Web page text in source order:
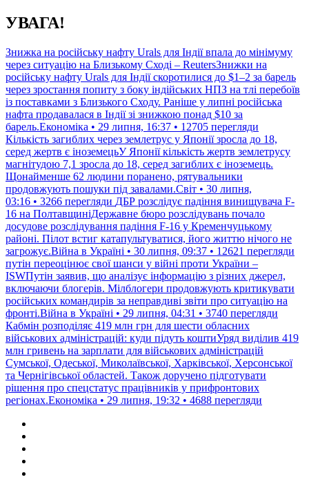
Перейти
до
УВАГА!
Знижка на російську нафту Urals для Індії впала до мінімуму
через ситуацію на Близькому Сході – ReutersЗнижки на
російську нафту Urals для Індії скоротилися до $1–2 за барель
через зростання попиту з боку індійських НПЗ на тлі перебоїв
із поставками з Близького Сходу. Раніше у липні російська
нафта продавалася в Індії зі знижкою понад $10 за
барель.Економіка • 29 липня, 16:37 • 12705 перегляди
Кількість загиблих через землетрус у Японії зросла до 18,
серед жертв є іноземецьУ Японії кількість жертв землетрусу
магнітудою 7,1 зросла до 18, серед загиблих є іноземець.
Щонайменше 62 людини поранено, рятувальники
продовжують пошуки під завалами.Світ • 30 липня,
03:16 • 3266 перегляди ДБР розслідує падіння винищувача F-
16 на ПолтавщиніДержавне бюро розслідувань почало
досудове розслідування падіння F-16 у Кременчуцькому
районі. Пілот встиг катапультуватися, його життю нічого не
загрожує.Війна в Україні • 30 липня, 09:37 • 12621 перегляди
путін переоцінює свої шанси у війні проти України –
ISWПутін заявив, що аналізує інформацію з різних джерел,
включаючи блогерів. Мілблогери продовжують критикувати
російських командирів за неправдиві звіти про ситуацію на
фронті.Війна в Україні • 29 липня, 04:31 • 3740 перегляди
Кабмін розподіляє 419 млн грн для шести обласних
військових адміністрацій: куди підуть коштиУряд виділив 419
млн гривень на зарплати для військових адміністрацій
Сумської, Одеської, Миколаївської, Харківської, Херсонської
та Чернігівської областей. Також доручено підготувати
рішення про спецстатус працівників у прифронтових
регіонах.Економіка • 29 липня, 19:32 • 4688 перегляди